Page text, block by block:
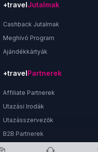
+travelJutalmak
Cashback Jutalmak
Meghívó Program
Ajándékkártyák
+travelPartnerek
Affiliate Partnerek
Utazási Irodák
Utazásszervezők
B2B Partnerek